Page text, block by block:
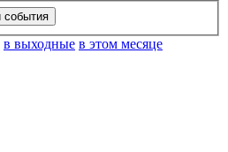
в выходные в этом месяце